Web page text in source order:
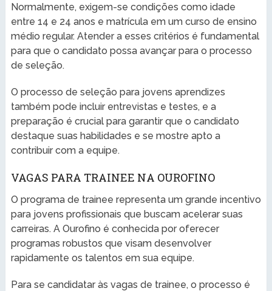
Normalmente, exigem-se condições como idade
entre 14 e 24 anos e matrícula em um curso de ensino
médio regular. Atender a esses critérios é fundamental
para que o candidato possa avançar para o processo
de seleção.
O processo de seleção para jovens aprendizes
também pode incluir entrevistas e testes, e a
preparação é crucial para garantir que o candidato
destaque suas habilidades e se mostre apto a
contribuir com a equipe.
VAGAS PARA TRAINEE NA OUROFINO
O programa de trainee representa um grande incentivo
para jovens profissionais que buscam acelerar suas
carreiras. A Ourofino é conhecida por oferecer
programas robustos que visam desenvolver
rapidamente os talentos em sua equipe.
Para se candidatar às vagas de trainee, o processo é